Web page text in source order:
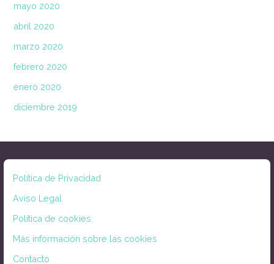
mayo 2020
abril 2020
marzo 2020
febrero 2020
enero 2020
diciembre 2019
Política de Privacidad
Aviso Legal
Política de cookies
Más información sobre las cookies
Contacto